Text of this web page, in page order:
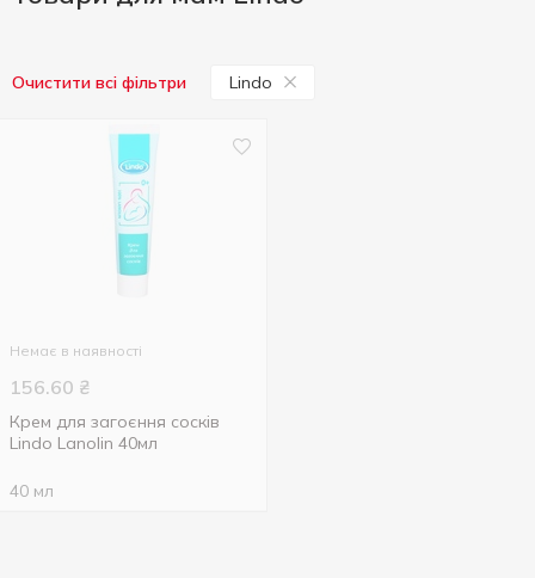
Очистити всі фільтри Lindo
Немає в наявності
156.60 ₴
Крем для загоєння сосків
Lindo Lanolin 40мл
40 мл